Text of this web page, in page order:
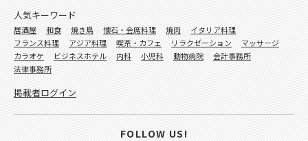
人気キーワード
居酒屋 和食 焼き鳥 懐石・会席料理 焼肉
イタリア料理
フランス料理
アジア料理 喫茶・カフェ リラクゼーション
マッサージ
カラオケ
ビジネスホテル 内科 小児科 動物病院
会計事務所
法律事務所
掲載者ログイン
FOLLOW US!